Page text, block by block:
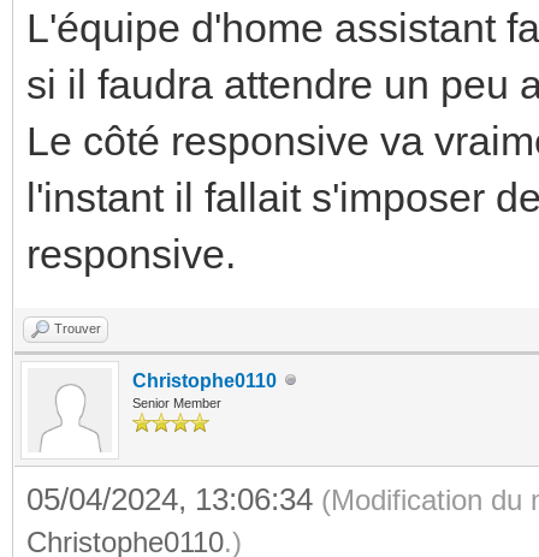
L'équipe d'home assistant
si il faudra attendre un peu
Le côté responsive va
l'instant il fallait s'imposer
responsive.
Trouver
Christophe0110
Senior Member
05/04/2024, 13:06:34 (Modification du
Christophe0110.)